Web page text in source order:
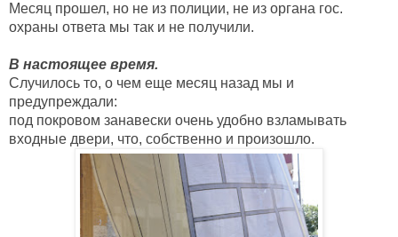
Месяц прошел, но не из полиции, не из органа гос.
охраны ответа мы так и не получили.
Случилось то, о чем еще месяц назад мы и
предупреждали:
под покровом занавески очень удобно взламывать
входные двери, что, собственно и произошло.